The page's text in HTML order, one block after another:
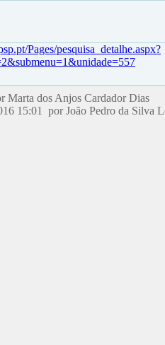
Pages/pesquisa_detalhe.aspx?
Marta dos Anjos Cardador Dias
15:01 por João Pedro da Silva